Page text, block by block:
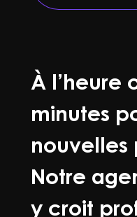
À l’heure
minutes
nouvelles
Notre
y croit